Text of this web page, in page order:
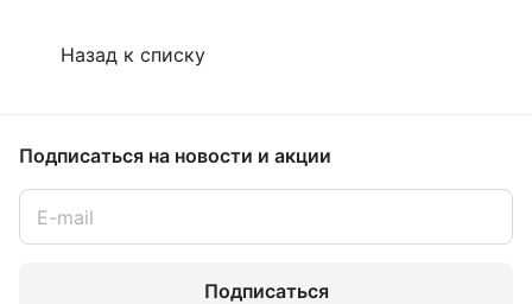
Назад к списку
Подписаться на новости и акции
Подписаться